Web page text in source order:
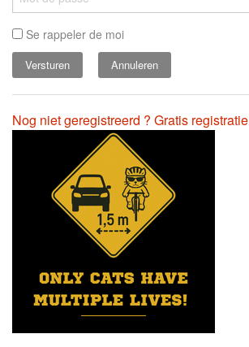
Se rappeler de moi
Annuleren
Nog niet geregistreerd ? Gratis registratie